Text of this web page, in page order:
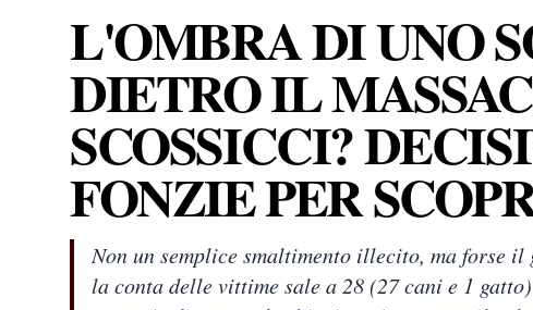
L'OMBRA DI UNO
DIETRO IL
SCOSSICCI?
FONZIE PER
Non un semplice smaltimento illecito, ma forse
la conta delle vittime sale a 28 (27 cani e 1